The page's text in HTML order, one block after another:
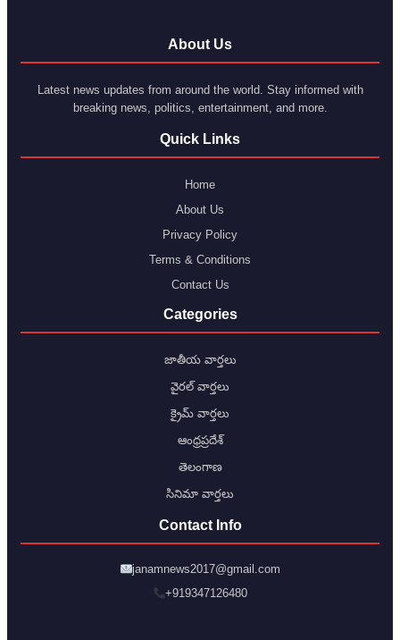
About Us
Latest news updates from around the world. Stay informed with
breaking news, politics, entertainment, and more.
Quick Links
Home
About Us
Privacy Policy
Terms & Conditions
Contact Us
Categories
జాతీయ వార్తలు
వైరల్ వార్తలు
క్రైమ్ వార్తలు
ఆంధ్రప్రదేశ్
తెలంగాణ
సినిమా వార్తలు
Contact Info
janamnews2017@gmail.com
+919347126480